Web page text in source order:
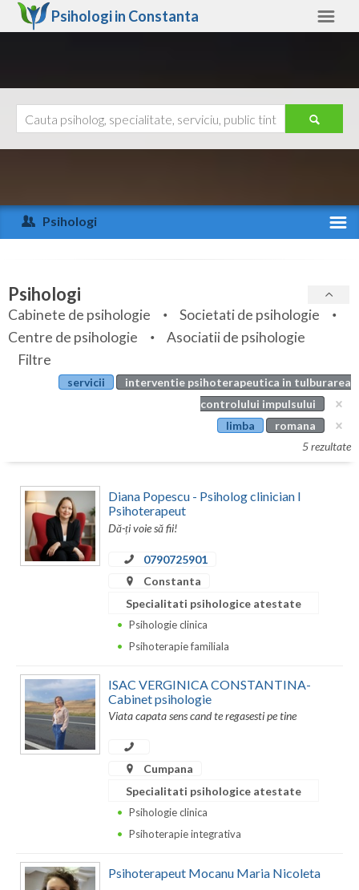
Psihologi in Constanta
Arad
Arges
Bihor
Bistrita-Nasaud
Botosani
Bucuresti
Buzau
Calarasi
Caras-Severin
Dambovita
Dolj
Galati
Hunedoara
Ajutor
Psihologi
Specialitati
Servicii
Articole
Evenimente
Psihologi
Cabinete de psihologie
Societati de psihologie
Centre de psihologie
Asociatii de psihologie
Filtre
servicii
interventie psihoterapeutica in tulburarea
controlului impulsului
limba
romana
5 rezultate
Diana Popescu - Psiholog clinician I
Psihoterapeut
Dă-ți voie să fii!
0790725901
Constanta
Specialitati psihologice atestate
Psihologie clinica
Psihoterapie familiala
ISAC VERGINICA CONSTANTINA-
Cabinet psihologie
Viata capata sens cand te regasesti pe tine
Cumpana
Specialitati psihologice atestate
Psihologie clinica
Psihoterapie integrativa
Psihoterapeut Mocanu Maria Nicoleta